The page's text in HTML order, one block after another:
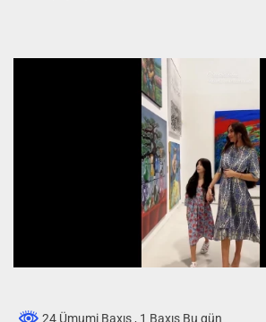
24 Ümumi Baxış , 1 Baxış Bu gün